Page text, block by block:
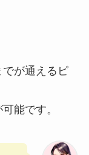
でが通えるピ
能です。